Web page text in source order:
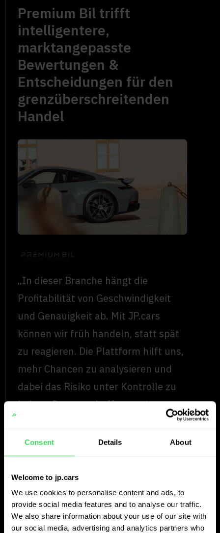
Consent Details About
Welcome to jp.cars
We use cookies to personalise content and ads, to
provide social media features and to analyse our traffic.
We also share information about your use of our site with
our social media, advertising and analytics partners who
Premium Bil trifft
intelligentere,
marktangepasste
Bewertungen &
Entscheidungen für den
grenzüberschreitenden
Handel
„In dieser Branche hängt die
Profitabilität von Geschwindigkeit
und Genauigkeit ab. Mit JP.cars
können wir früh handeln, statt spät
zu reagieren. Die Plattform hilft uns,
mehr Chancen zu analysieren und
dabei das Risiko unter Kontrolle zu
halten. Das verschafft uns einen
entscheidenden Vorteil im heutigen
Markt.“
Vincent Werngren
Vertrieb & Einkauf, Premium Bil